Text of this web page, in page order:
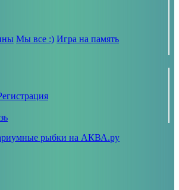
Мы все :) Игра на память